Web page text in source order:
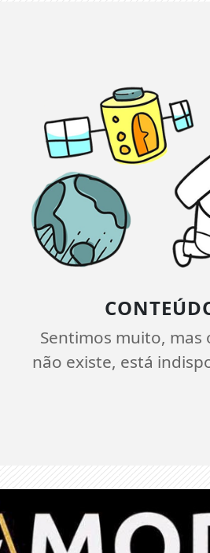
Sentimos muito,
não existe, está